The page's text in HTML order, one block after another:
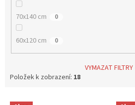
70x140 cm 0
60x120 cm 0
VYMAZAT FILTRY
Položek k zobrazení: 18
V